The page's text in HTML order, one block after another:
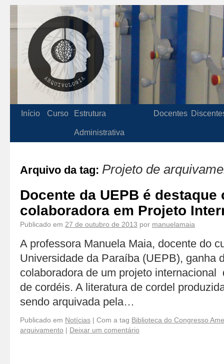
Início Curso Estrutura
Administrativa
Docentes
Arquivo da tag: Projeto de
Docente da UEPB é destaque
colaboradora em Projeto
Publicado em 27 de outubro de 2013 por manuelamaia
A professora Manuela Maia, docente do
Universidade da Paraíba (UEPB), ganha
colaboradora de um projeto internacional
de cordéis. A literatura de cordel
sendo arquivada pela…
Publicado em Notícias | Com a tag Biblioteca do Congresso
arquivamento | Deixar um comentário